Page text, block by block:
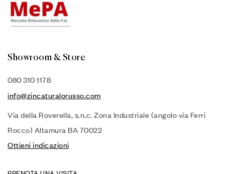
Showroom & Store
080 310 1178
info@zincaturalorusso.com
Via della Roverella, s.n.c. Zona Industriale (angolo via Ferri
Rocco) Altamura BA 70022
Ottieni indicazioni